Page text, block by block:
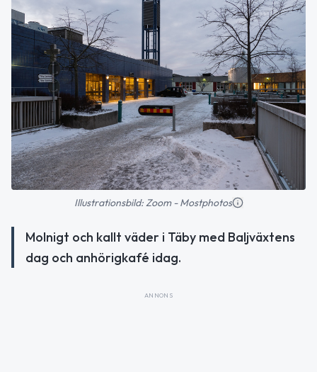
Illustrationsbild: Zoom - Mostphotos
Molnigt och kallt väder i Täby med Baljväxtens
dag och anhörigkafé idag.
ANNONS